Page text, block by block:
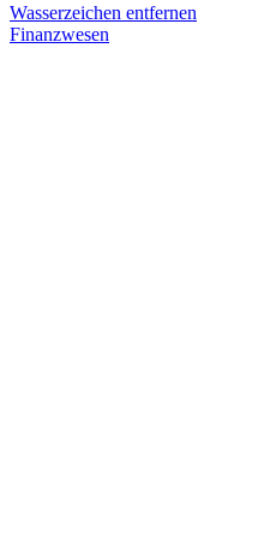
Wasserzeichen entfernen
Finanzwesen